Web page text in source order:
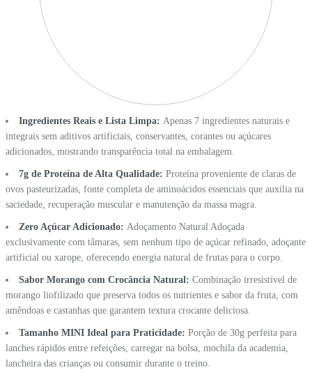
Ingredientes Reais e Lista Limpa: Apenas 7 ingredientes naturais e
integrais sem aditivos artificiais, conservantes, corantes ou açúcares
adicionados, mostrando transparência total na embalagem.
7g de Proteína de Alta Qualidade: Proteína proveniente de claras de
ovos pasteurizadas, fonte completa de aminoácidos essenciais que auxilia na
saciedade, recuperação muscular e manutenção da massa magra.
Zero Açúcar Adicionado: Adoçamento Natural Adoçada
exclusivamente com tâmaras, sem nenhum tipo de açúcar refinado, adoçante
artificial ou xarope, oferecendo energia natural de frutas para o corpo.
Sabor Morango com Crocância Natural: Combinação irresistível de
morango liofilizado que preserva todos os nutrientes e sabor da fruta, com
amêndoas e castanhas que garantem textura crocante deliciosa.
Tamanho MINI Ideal para Praticidade: Porção de 30g perfeita para
lanches rápidos entre refeições, carregar na bolsa, mochila da academia,
lancheira das crianças ou consumir durante o treino.